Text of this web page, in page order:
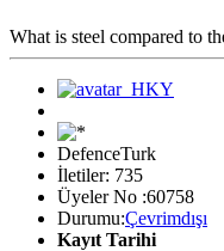
What is steel compared to
DefenceTurk
İletiler: 735
Üyeler No :60758
Durumu:Çevrimdışı
Kayıt Tarihi